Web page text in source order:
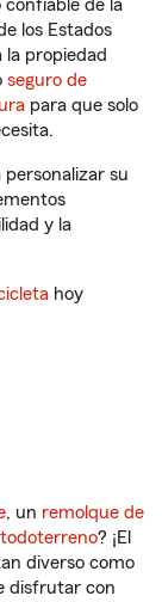
de la
los Estados
la propiedad
seguro de
para que solo
personalizar su
y la
hoy
, un remolque de
? ¡El
diverso como
disfrutar con